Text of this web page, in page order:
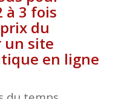
à 3 fois
du
un site
en ligne